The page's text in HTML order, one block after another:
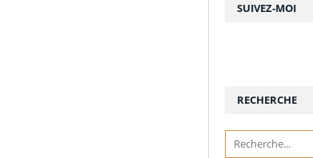
SUIVEZ-MOI
RECHERCHE